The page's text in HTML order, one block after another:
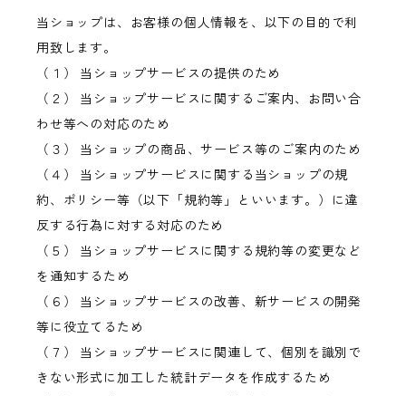
当ショップは、お客様の個人情報を、以下の目的で利
用致します。
（１） 当ショップサービスの提供のため
（２） 当ショップサービスに関するご案内、お問い合
わせ等への対応のため
（３） 当ショップの商品、サービス等のご案内のため
（４） 当ショップサービスに関する当ショップの規
約、ポリシー等（以下「規約等」といいます。）に違
反する行為に対する対応のため
（５） 当ショップサービスに関する規約等の変更など
を通知するため
（６） 当ショップサービスの改善、新サービスの開発
等に役立てるため
（７） 当ショップサービスに関連して、個別を識別で
きない形式に加工した統計データを作成するため